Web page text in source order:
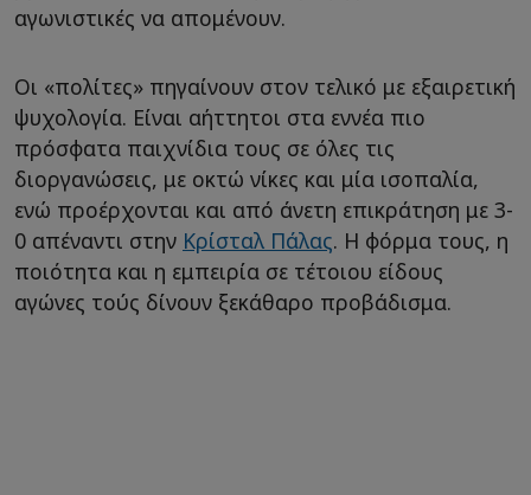
αγωνιστικές να απομένουν.
Οι «πολίτες» πηγαίνουν στον τελικό με εξαιρετική
ψυχολογία. Είναι αήττητοι στα εννέα πιο
πρόσφατα παιχνίδια τους σε όλες τις
διοργανώσεις, με οκτώ νίκες και μία ισοπαλία,
ενώ προέρχονται και από άνετη επικράτηση με 3-
0 απέναντι στην Κρίσταλ Πάλας. Η φόρμα τους, η
ποιότητα και η εμπειρία σε τέτοιου είδους
αγώνες τούς δίνουν ξεκάθαρο προβάδισμα.